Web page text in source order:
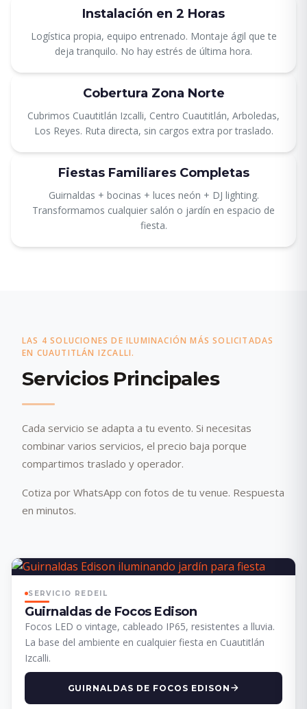
Instalación en 2 Horas
Logística propia, equipo entrenado. Montaje ágil que te
deja tranquilo. No hay estrés de última hora.
Cobertura Zona Norte
Cubrimos Cuautitlán Izcalli, Centro Cuautitlán, Arboledas,
Los Reyes. Ruta directa, sin cargos extra por traslado.
Fiestas Familiares Completas
Guirnaldas + bocinas + luces neón + DJ lighting.
Transformamos cualquier salón o jardín en espacio de
fiesta.
LAS 4 SOLUCIONES DE ILUMINACIÓN MÁS SOLICITADAS
EN CUAUTITLÁN IZCALLI.
Servicios Principales
Cada servicio se adapta a tu evento. Si necesitas
combinar varios servicios, el precio baja porque
compartimos traslado y operador.
Cotiza por WhatsApp con fotos de tu venue. Respuesta
en minutos.
SERVICIO REDEIL
Guirnaldas de Focos Edison
Focos LED o vintage, cableado IP65, resistentes a lluvia.
La base del ambiente en cualquier fiesta en Cuautitlán
Izcalli.
GUIRNALDAS DE FOCOS EDISON